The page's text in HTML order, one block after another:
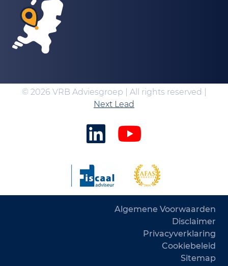
© 2026 VRB Adviesgroep | All rights reserved |
Next Lead
Algemene Voorwaarden
Disclaimer
Privacyverklaring
Cookiebeleid
Sitemap